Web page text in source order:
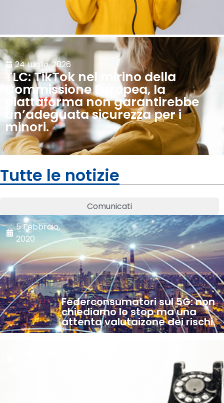
24 Luglio, 2026
TLC: TikTok nel mirino della
Commissione Europea, la
piattaforma non garantirebbe
un’adeguata sicurezza per i
minori.
Tutte le notizie
Comunicati
5 Febbraio,
2020
Federconsumatori sul 5G: non
chiediamo lo stop ma una
attenta valutaizone dei rischi.